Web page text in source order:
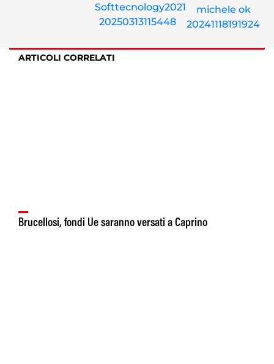
ARTICOLI CORRELATI
Brucellosi, fondi Ue saranno versati a Caprino